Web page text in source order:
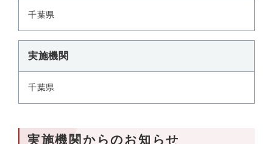
千葉県
実施機関
千葉県
実施機関からのお知らせ